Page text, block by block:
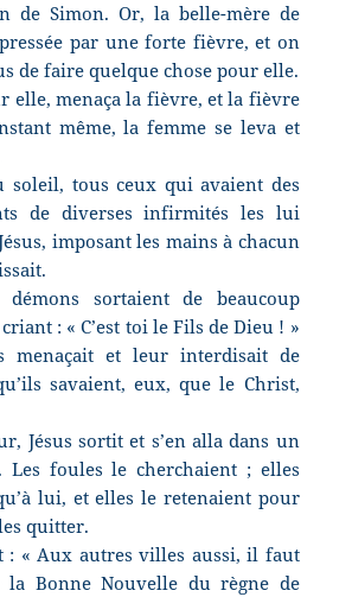
de Simon. Or, la belle-mère de
par une forte fièvre, et on
de faire quelque chose pour elle.
elle, menaça la fièvre, et la fièvre
même, la femme se leva et
soleil, tous ceux qui avaient des
de diverses infirmités les lui
imposant les mains à chacun
sortaient de beaucoup
: « C’est toi le Fils de Dieu ! »
menaçait et leur interdisait de
savaient, eux, que le Christ,
Jésus sortit et s’en alla dans un
Les foules le cherchaient ; elles
lui, et elles le retenaient pour
quitter.
« Aux autres villes aussi, il faut
la Bonne Nouvelle du règne de